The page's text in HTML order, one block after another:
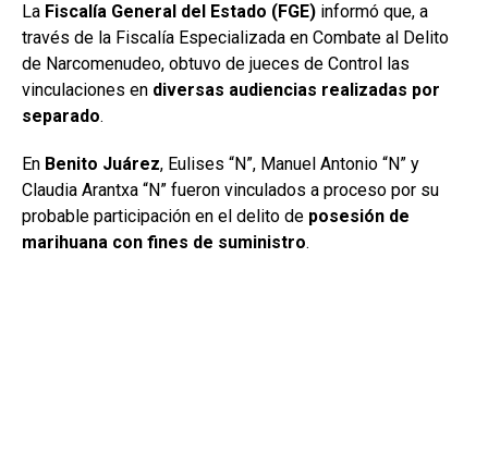
La Fiscalía General del Estado (FGE) informó que, a
través de la Fiscalía Especializada en Combate al Delito
de Narcomenudeo, obtuvo de jueces de Control las
vinculaciones en diversas audiencias realizadas por
separado.
En Benito Juárez, Eulises “N”, Manuel Antonio “N” y
Claudia Arantxa “N” fueron vinculados a proceso por su
probable participación en el delito de posesión de
marihuana con fines de suministro.